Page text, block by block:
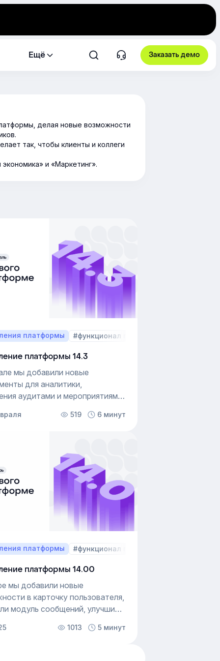
Ещё Заказать демо
делая новые возможности
так, чтобы клиенты и коллеги
и «Маркетинг».
платформы #функционал платформы
платформы 14.3
мы добавили новые
для аналитики,
аудитами и мероприятиями,
платформу под структуру
быстрее получать данные,
управлять командами и гибче
обучение сотрудников.
519 6 минут
платформы #функционал платформы
платформы 14.00
мы добавили новые
в карточку пользователя,
модуль сообщений, улучшили
реализовали поддержку
iOS теперь могут
1013 5 минут